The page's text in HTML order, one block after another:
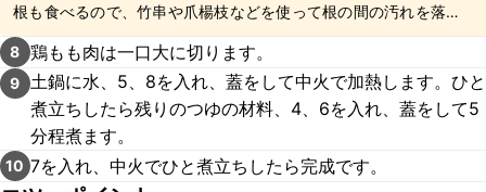
根も食べるので、竹串や爪楊枝などを使って根の間の汚れを落と
し、よく洗ってから切ってくださいね。
8 鶏もも肉は一口大に切ります。
9 土鍋に水、5、8を入れ、蓋をして中火で加熱します。ひと
煮立ちしたら残りのつゆの材料、4、6を入れ、蓋をして5
分程煮ます。
10 7を入れ、中火でひと煮立ちしたら完成です。